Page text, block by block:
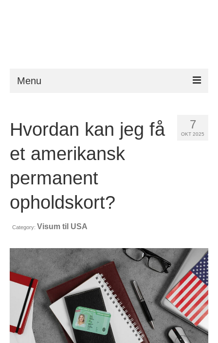
Menu
Krav
FAQ
Hjælp
Nyheder
Kontakt
Ansøgning
Dansk
Hrvatski( Croatian)
Čeština(Czech)
Nederlands( Dutch
7
OKT 2025
Hvordan kan jeg få
et amerikansk
permanent
opholdskort?
Category: Visum til USA